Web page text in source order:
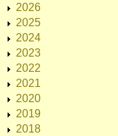
2026
2025
2024
2023
2022
2021
2020
2019
2018